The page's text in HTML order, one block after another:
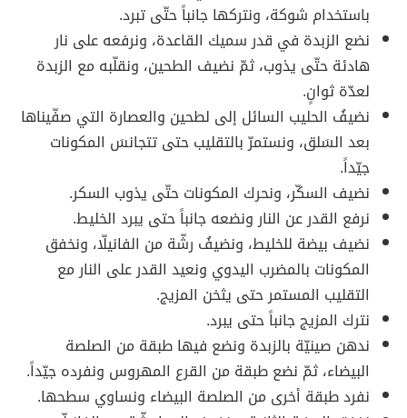
باستخدام شوكة، ونتركها جانباً حتّى تبرد.
نضع الزبدة في قدر سميك القاعدة، ونرفعه على نار
هادئة حتّى يذوب، ثمّ نضيف الطحين، ونقلّبه مع الزبدة
لعدّة ثوانٍ.
نضيفُ الحليب السائل إلى لطحين والعصارة التي صفّيناها
بعد السَلق، ونستمرّ بالتقليب حتى تتجانسَ المكونات
جيّداً.
نضيف السكّر، ونحرك المكونات حتّى يذوب السكر.
نرفع القدر عن النار ونضعه جانباً حتى يبرد الخليط.
نضيف بيضة للخليط، ونضيفُ رشّة من الفانيلّا، ونخفق
المكونات بالمضرب اليدوي ونعيد القدر على النار مع
التقليب المستمر حتى يثخن المزيج.
نترك المزيج جانباً حتى يبرد.
ندهن صينيّة بالزبدة ونضع فيها طبقة من الصلصة
البيضاء، ثمّ نضع طبقة من القرع المهروس ونفرده جيّداً.
نفرد طبقة أخرى من الصلصة البيضاء ونساوي سطحها.